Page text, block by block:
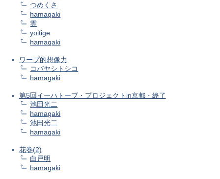
つめくさ
hamagaki
雲
yoitige
hamagaki
ワープ的想像力
コバヤシトシコ
hamagaki
第5回イーハトーブ・プロジェクトin京都・終了
池田光二
hamagaki
池田光二
hamagaki
花巻(2)
白戸明
hamagaki